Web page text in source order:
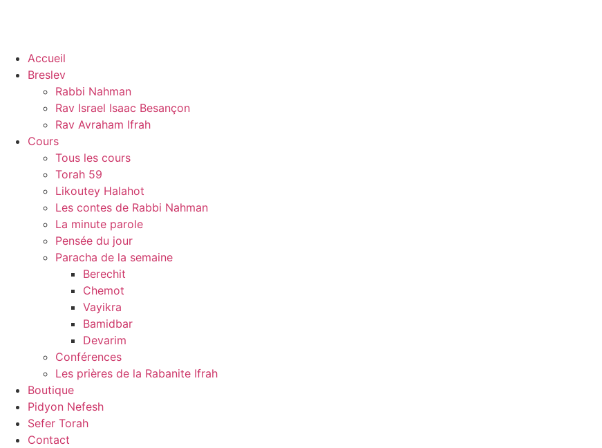
Accueil
Breslev
Rabbi Nahman
Rav Israel Isaac Besançon
Rav Avraham Ifrah
Cours
Tous les cours
Torah 59
Likoutey Halahot
Les contes de Rabbi Nahman
La minute parole
Pensée du jour
Paracha de la semaine
Berechit
Chemot
Vayikra
Bamidbar
Devarim
Conférences
Les prières de la Rabanite Ifrah
Boutique
Pidyon Nefesh
Sefer Torah
Contact